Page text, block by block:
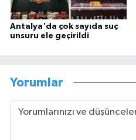
Antalya'da çok sayıda suç
unsuru ele geçirildi
Yorumlar